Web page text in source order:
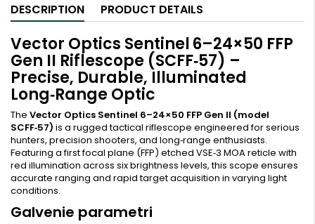
DESCRIPTION PRODUCT DETAILS
Vector Optics Sentinel 6–24×50 FFP
Gen II Riflescope (SCFF‑57) –
Precise, Durable, Illuminated
Long‑Range Optic
The Vector Optics Sentinel 6–24×50 FFP Gen II (model
SCFF‑57) is a rugged tactical riflescope engineered for serious
hunters, precision shooters, and long‑range enthusiasts.
Featuring a first focal plane (FFP) etched VSE‑3 MOA reticle with
red illumination across six brightness levels, this scope ensures
accurate ranging and rapid target acquisition in varying light
conditions.
Galvenie parametri